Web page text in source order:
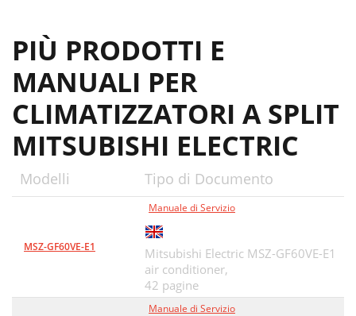
PIÙ PRODOTTI E
MANUALI PER
CLIMATIZZATORI A SPLIT
MITSUBISHI ELECTRIC
Modelli Tipo di Documento
MSZ-GF60VE-E1
Manuale di Servizio
Mitsubishi Electric MSZ-GF60VE-E1
air conditioner,
42 pagine
Manuale di Servizio